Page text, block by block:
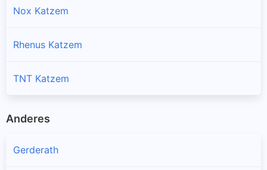
Nox Katzem
Rhenus Katzem
TNT Katzem
Anderes
Gerderath